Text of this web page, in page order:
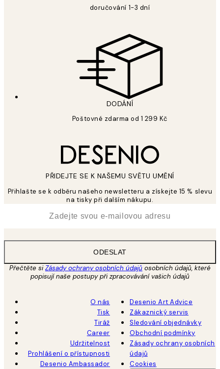
doručování 1-3 dní
DODÁNÍ
Poštovné zdarma od 1 299 Kč
PŘIDEJTE SE K NAŠEMU SVĚTU UMĚNÍ
Přihlašte se k odběru našeho newsletteru a získejte 15 % slevu
na tisky při dalším nákupu.
ODESLAT
Přečtěte siZásady ochrany osobních údajů osobních údajů, které
popisují naše postupy při zpracovávání vašich údajů
O nás
Tisk
Tiráž
Career
Udržitelnost
Prohlášení o přístupnosti
Desenio Ambassador
Desenio Art Advice
Zákaznický servis
Sledování objednávky
Obchodní podmínky
Zásady ochrany osobních
údajů
Cookies